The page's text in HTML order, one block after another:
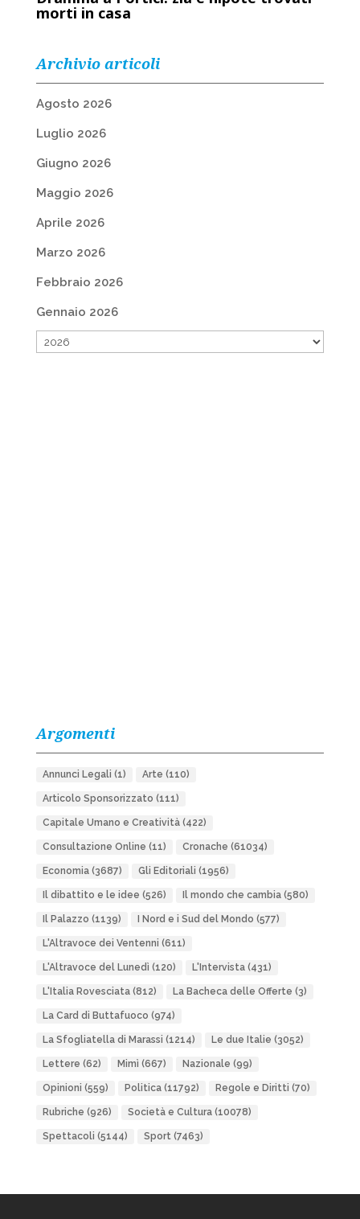
morti in casa
Archivio articoli
Agosto 2026
Luglio 2026
Giugno 2026
Maggio 2026
Aprile 2026
Marzo 2026
Febbraio 2026
Gennaio 2026
Argomenti
Annunci Legali (1) Arte (110)
Articolo Sponsorizzato (111)
Capitale Umano e Creatività(422)
Consultazione Online (11) Cronache (61034)
Economia(3687) Gli Editoriali (1956)
Il dibattito e le idee (526) Il mondo che cambia(580)
Il Palazzo (1139) I Nord e i Sud del Mondo (577)
L'Altravoce dei Ventenni (611)
L'Altravoce del Lunedì (120) L'Intervista(431)
L'Italia Rovesciata(812) La Bacheca delle Offerte (3)
La Card di Buttafuoco (974)
La Sfogliatella di Marassi (1214) Le due Italie (3052)
Lettere (62) Mimì (667) Nazionale (99)
Opinioni (559) Politica(11792) Regole e Diritti (70)
Rubriche (926) Società e Cultura(10078)
Spettacoli (5144) Sport(7463)